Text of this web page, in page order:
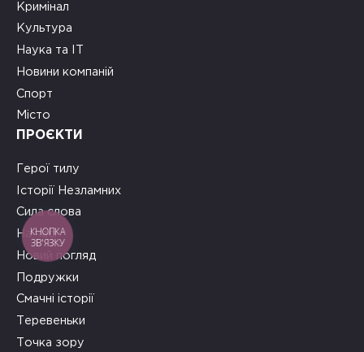
Кримінал
Культура
Наука та ІТ
Новини компаній
Спорт
Місто
ПРОЄКТИ
Герої тилу
Історії Незламних
Сила слова
На часі
Новий погляд
Подружки
Смачні історії
Теревеньки
Точка зору
КНОПКА
ЗВ'ЯЗКУ